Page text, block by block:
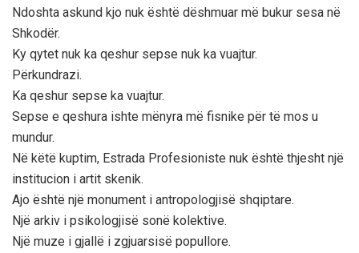
Ndoshta askund kjo nuk është dëshmuar më bukur sesa në
Shkodër.
Ky qytet nuk ka qeshur sepse nuk ka vuajtur.
Përkundrazi.
Ka qeshur sepse ka vuajtur.
Sepse e qeshura ishte mënyra më fisnike për të mos u
mundur.
Në këtë kuptim, Estrada Profesioniste nuk është thjesht një
institucion i artit skenik.
Ajo është një monument i antropologjisë shqiptare.
Një arkiv i psikologjisë sonë kolektive.
Një muze i gjallë i zgjuarsisë popullore.